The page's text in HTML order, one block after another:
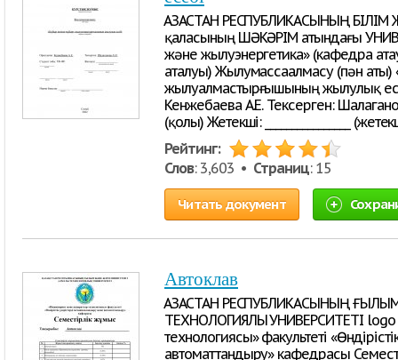
ҚАЗАҚСТАН РЕСПУБЛИКАСЫНЫҢ
қаласының ШӘКӘРІМ атындағы
және жылуэнергетика» (кафедра
аталуы) Жылумассаалмасу (пән аты)
жылуалмастырғышының жылулық
Кенжебаева А.Е. Тексерген:
(қолы) Жетекші: ________________
Рейтинг:
Слов: 3,603 • Страниц: 15
Читать документ
Автоклав
ҚАЗАҚСТАН РЕСПУБЛИКАСЫНЫҢ
ТЕХНОЛОГИЯЛЫҚ УНИВЕРСИТЕТІ logo
технологиясы» факультеті
автоматтандыру» кафедрасы